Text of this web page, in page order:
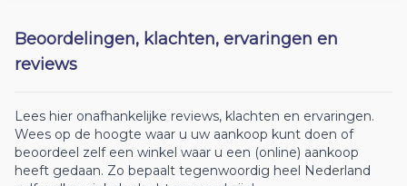
Beoordelingen, klachten, ervaringen en
reviews
Lees hier onafhankelijke reviews, klachten en ervaringen.
Wees op de hoogte waar u uw aankoop kunt doen of
beoordeel zelf een winkel waar u een (online) aankoop
heeft gedaan. Zo bepaalt tegenwoordig heel Nederland